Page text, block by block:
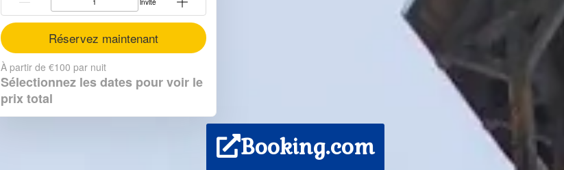
{{NumberOfGuests}} invité
Réservez maintenant
À partir de €100 par nuit
Sélectionnez les dates pour voir le
prix total
Booking.com